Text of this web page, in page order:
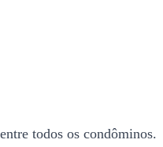
todos os condôminos.